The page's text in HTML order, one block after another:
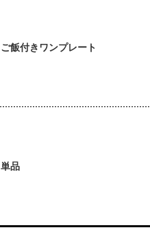
ご飯付きワンプレート
単品